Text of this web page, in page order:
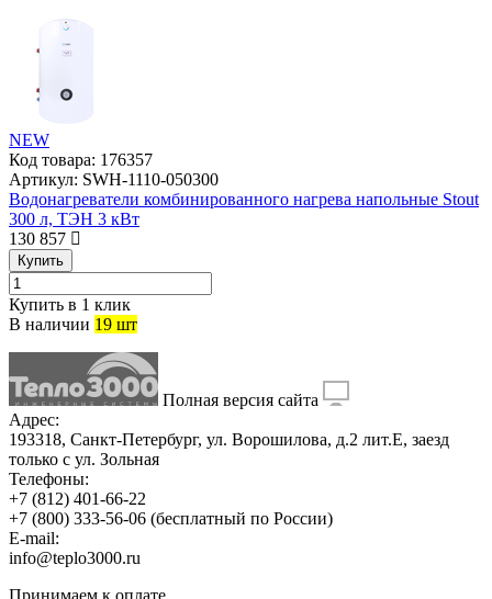
NEW
Код товара: 176357
Артикул: SWH-1110-050300
Водонагреватели комбинированного нагрева напольные Stout
300 л, ТЭН 3 кВт
130 857
Купить
Купить в 1 клик
В наличии 19 шт
Полная версия сайта
Адрес:
193318, Санкт-Петербург, ул. Ворошилова, д.2 лит.Е, заезд
только с ул. Зольная
Телефоны:
+7 (812) 401-66-22
+7 (800) 333-56-06 (бесплатный по России)
E-mail:
info@teplo3000.ru
Принимаем к оплате